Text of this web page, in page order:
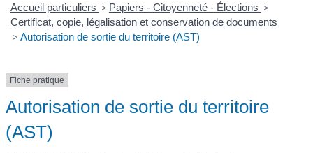
Accueil particuliers > Papiers - Citoyenneté - Élections >
Certificat, copie, légalisation et conservation de documents
> Autorisation de sortie du territoire (AST)
Fiche pratique
Autorisation de sortie du territoire
(AST)